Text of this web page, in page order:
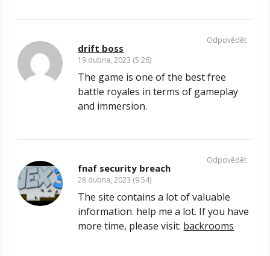
drift boss
19 dubna, 2023 (5:26)
The game is one of the best free
battle royales in terms of gameplay
and immersion.
Odpovědět
fnaf security breach
28 dubna, 2023 (9:54)
The site contains a lot of valuable
information. help me a lot. If you have
more time, please visit: backrooms
Odpovědět